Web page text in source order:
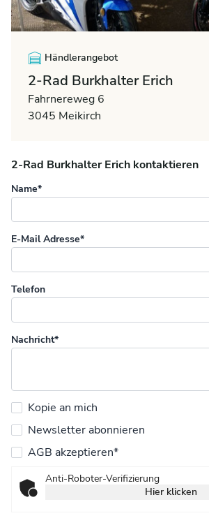
Händlerangebot
2-Rad Burkhalter Erich
Fahrnereweg 6
3045 Meikirch
2-Rad Burkhalter Erich kontaktieren
Name*
E-Mail Adresse*
Telefon
Nachricht*
Kopie an mich
Newsletter abonnieren
AGB akzeptieren*
Anti-Roboter-Verifizierung
Hier klicken